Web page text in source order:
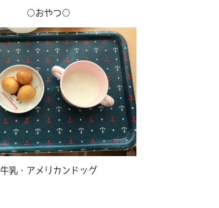
○おやつ○
牛乳・アメリカンドッグ